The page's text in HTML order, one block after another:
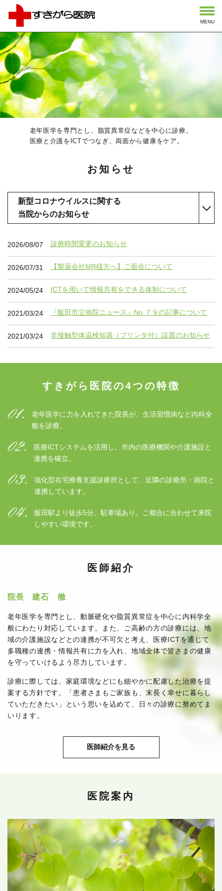
MENU
老年医学を専門とし、脂質異常症などを中心に診療。
医療と介護をICTでつなぎ、両面から健康をケア。
お知らせ
新型コロナウイルスに関する
当院からのお知らせ
2026/08/07 診療時間変更のお知らせ
2026/07/31 【製薬会社MR様方へ】ご面会について
2024/05/24 ICTを用いて情報共有をできる体制について
2021/03/24 『飯田市立病院ニュース』No.７９の記事について
2021/03/24 非接触型体温検知器（プリンタ付）設置のお知らせ
すきがら医院の4つの特徴
老年医学に力を入れてきた院長が、生活習慣病など内科全
般を診療。
医療ICTシステムを活用し、市内の医療機関や介護施設と
連携を確立。
強化型在宅療養支援診療所として、近隣の診療所・病院と
連携しています。
飯田駅より徒歩5分。駐車場あり。ご都合に合わせて来院
しやすい環境です。
医師紹介
院長 建石 徹
老年医学を専門とし、動脈硬化や脂質異常症を中心に内科学全
般にわたり対応しています。また、ご高齢の方の診療には、地
域の介護施設などとの連携が不可欠と考え、医療ICTを通じて
多職種の連携・情報共有に力を入れ、地域全体で皆さまの健康
を守っていけるよう尽力しています。
診療に際しては、家庭環境などにも細やかに配慮した治療を提
案する方針です。「患者さまもご家族も、末長く幸せに暮らし
ていただきたい」という思いを込めて、日々の診療に努めてま
いります。
医師紹介を見る
医院案内